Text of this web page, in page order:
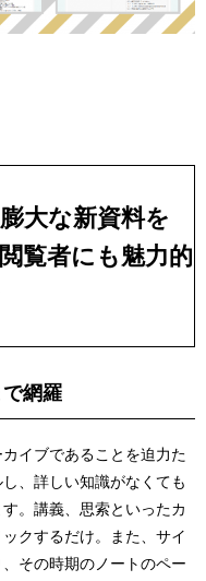
大な新資料を
覧者にも魅力的
網羅
イブであることを迫力た
、詳しい知識がなくても
。講義、思索といったカ
クするだけ。また、サイ
その時期のノートのペー